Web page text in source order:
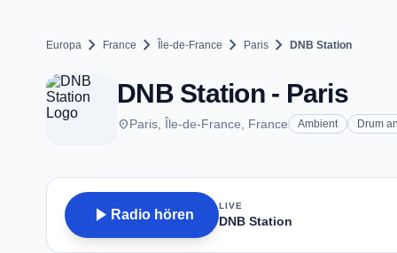
Europa chevron_right France chevron_right Île-de-France chevron_right Paris chevron_right DNB Station
DNB Station - Paris
placeParis, Île-de-France, France Ambient Drum
play_arrow Radio hören
LIVE
DNB Station